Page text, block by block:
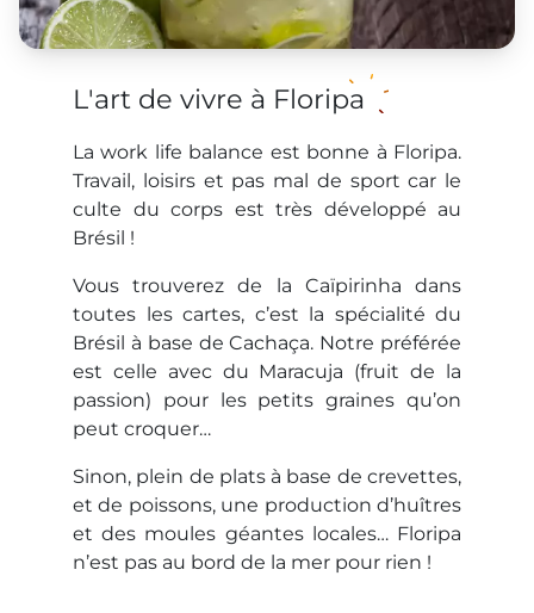
L'art de vivre à Floripa
La work life balance est bonne à Floripa.
Travail, loisirs et pas mal de sport car le
culte du corps est très développé au
Brésil !
Vous trouverez de la Caïpirinha dans
toutes les cartes, c’est la spécialité du
Brésil à base de Cachaça. Notre préférée
est celle avec du Maracuja (fruit de la
passion) pour les petits graines qu’on
peut croquer…
Sinon, plein de plats à base de crevettes,
et de poissons, une production d’huîtres
et des moules géantes locales… Floripa
n’est pas au bord de la mer pour rien !